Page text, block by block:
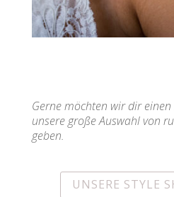
Gerne möchten wir dir
unsere große Auswahl von
geben.
UNSERE STYLE